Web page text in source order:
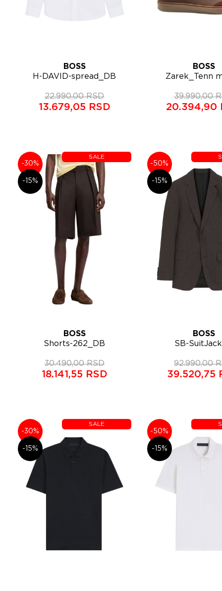
Lista želja Brzi pregled
BOSS
H-DAVID-spread_DB
50564427
22.990,00 RSD
13.679,05 RSD
Lista želja Brzi
BOSS
Zarek_Tenn
39.990,00
20.394,90
-30%
-15%
SALE
Lista želja Brzi pregled
BOSS
Shorts-262_DB
50567651
30.490,00 RSD
18.141,55 RSD
-50%
-15%
Lista želja Brzi
BOSS
SB-
92.990,00
39.520,75
-30%
-15%
SALE
-50%
-15%